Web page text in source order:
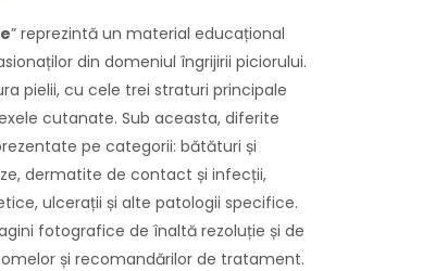
” reprezintă un material educațional
din domeniul îngrijirii piciorului.
pielii, cu cele trei straturi principale
cutanate. Sub aceasta, diferite
pe categorii: bătături și
dermatite de contact și infecții,
ulcerații și alte patologii specifice.
fotografice de înaltă rezoluție și de
și recomandărilor de tratament.